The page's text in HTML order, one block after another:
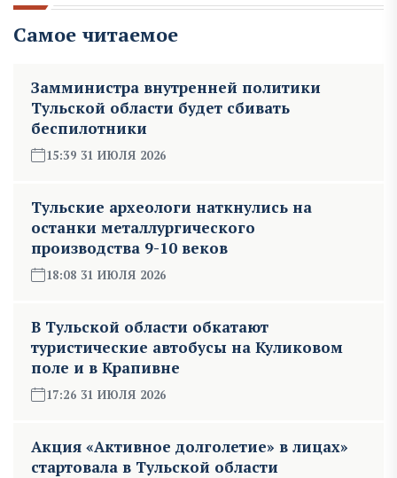
Самое читаемое
Замминистра внутренней политики
Тульской области будет сбивать
беспилотники
15:39 31 ИЮЛЯ 2026
Тульские археологи наткнулись на
останки металлургического
производства 9-10 веков
18:08 31 ИЮЛЯ 2026
В Тульской области обкатают
туристические автобусы на Куликовом
поле и в Крапивне
17:26 31 ИЮЛЯ 2026
Акция «Активное долголетие» в лицах»
стартовала в Тульской области